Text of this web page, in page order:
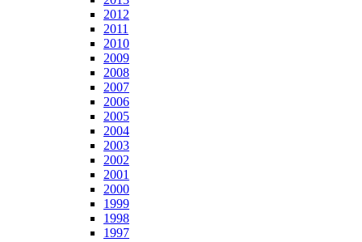
2012
2011
2010
2009
2008
2007
2006
2005
2004
2003
2002
2001
2000
1999
1998
1997